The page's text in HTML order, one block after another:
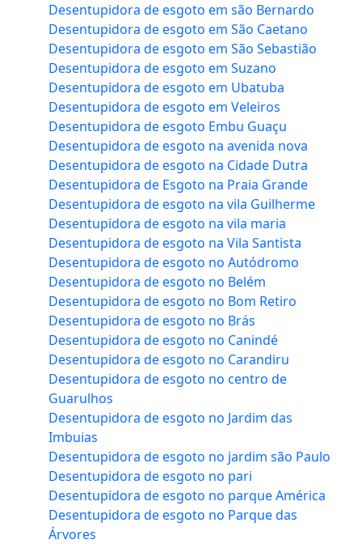
Desentupidora de esgoto em são Bernardo
Desentupidora de esgoto em São Caetano
Desentupidora de esgoto em São Sebastião
Desentupidora de esgoto em Suzano
Desentupidora de esgoto em Ubatuba
Desentupidora de esgoto em Veleiros
Desentupidora de esgoto Embu Guaçu
Desentupidora de esgoto na avenida nova
Desentupidora de esgoto na Cidade Dutra
Desentupidora de Esgoto na Praia Grande
Desentupidora de esgoto na vila Guilherme
Desentupidora de esgoto na vila maria
Desentupidora de esgoto na Vila Santista
Desentupidora de esgoto no Autódromo
Desentupidora de esgoto no Belém
Desentupidora de esgoto no Bom Retiro
Desentupidora de esgoto no Brás
Desentupidora de esgoto no Canindé
Desentupidora de esgoto no Carandiru
Desentupidora de esgoto no centro de
Guarulhos
Desentupidora de esgoto no Jardim das
Imbuias
Desentupidora de esgoto no jardim são Paulo
Desentupidora de esgoto no pari
Desentupidora de esgoto no parque América
Desentupidora de esgoto no Parque das
Árvores